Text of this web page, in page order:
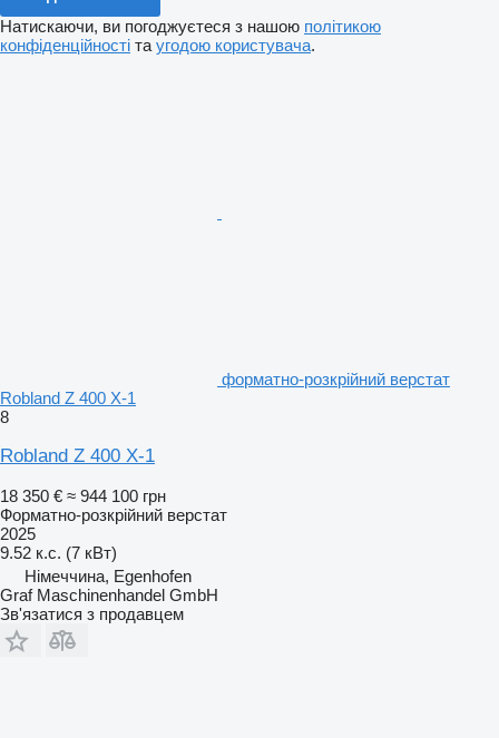
Натискаючи, ви погоджуєтеся з нашою політикою
конфіденційності та угодою користувача.
форматно-розкрійний верстат
Robland Z 400 X-1
8
Robland Z 400 X-1
18 350 € ≈ 944 100 грн
Форматно-розкрійний верстат
2025
9.52 к.с. (7 кВт)
Німеччина, Egenhofen
Graf Maschinenhandel GmbH
Зв'язатися з продавцем